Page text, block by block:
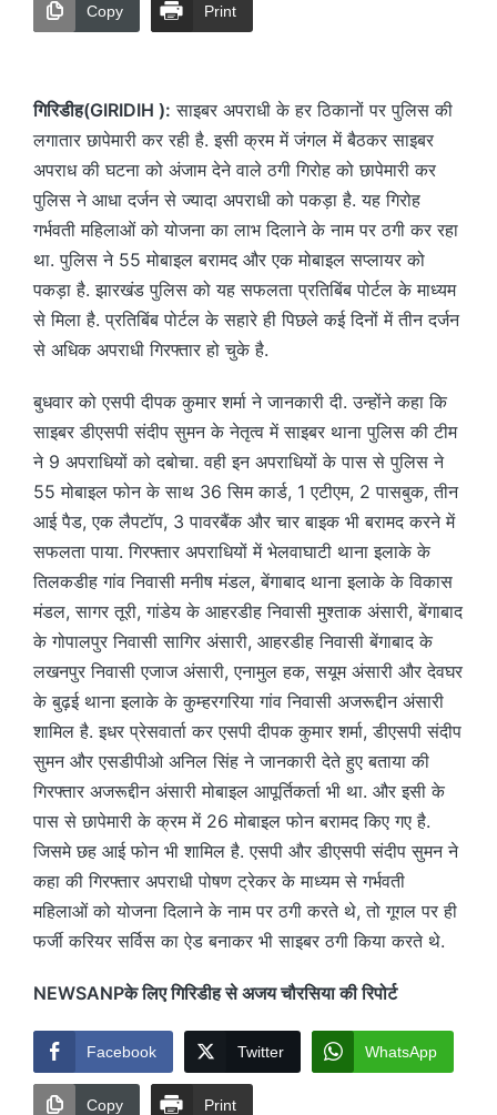
Copy Print
गिरिडीह(GIRIDIH ): साइबर अपराधी के हर ठिकानों पर पुलिस की
लगातार छापेमारी कर रही है. इसी क्रम में जंगल में बैठकर साइबर
अपराध की घटना को अंजाम देने वाले ठगी गिरोह को छापेमारी कर
पुलिस ने आधा दर्जन से ज्यादा अपराधी को पकड़ा है. यह गिरोह
गर्भवती महिलाओं को योजना का लाभ दिलाने के नाम पर ठगी कर रहा
था. पुलिस ने 55 मोबाइल बरामद और एक मोबाइल सप्लायर को
पकड़ा है. झारखंड पुलिस को यह सफलता प्रतिबिंब पोर्टल के माध्यम
से मिला है. प्रतिबिंब पोर्टल के सहारे ही पिछले कई दिनों में तीन दर्जन
से अधिक अपराधी गिरफ्तार हो चुके है.
बुधवार को एसपी दीपक कुमार शर्मा ने जानकारी दी. उन्होंने कहा कि
साइबर डीएसपी संदीप सुमन के नेतृत्व में साइबर थाना पुलिस की टीम
ने 9 अपराधियों को दबोचा. वही इन अपराधियों के पास से पुलिस ने
55 मोबाइल फोन के साथ 36 सिम कार्ड, 1 एटीएम, 2 पासबुक, तीन
आई पैड, एक लैपटॉप, 3 पावरबैंक और चार बाइक भी बरामद करने में
सफलता पाया. गिरफ्तार अपराधियों में भेलवाघाटी थाना इलाके के
तिलकडीह गांव निवासी मनीष मंडल, बेंगाबाद थाना इलाके के विकास
मंडल, सागर तूरी, गांडेय के आहरडीह निवासी मुश्ताक अंसारी, बेंगाबाद
के गोपालपुर निवासी सागिर अंसारी, आहरडीह निवासी बेंगाबाद के
लखनपुर निवासी एजाज अंसारी, एनामुल हक, सयूम अंसारी और देवघर
के बुढ़ई थाना इलाके के कुम्हरगरिया गांव निवासी अजरूद्दीन अंसारी
शामिल है. इधर प्रेसवार्ता कर एसपी दीपक कुमार शर्मा, डीएसपी संदीप
सुमन और एसडीपीओ अनिल सिंह ने जानकारी देते हुए बताया की
गिरफ्तार अजरूद्दीन अंसारी मोबाइल आपूर्तिकर्ता भी था. और इसी के
पास से छापेमारी के क्रम में 26 मोबाइल फोन बरामद किए गए है.
जिसमे छह आई फोन भी शामिल है. एसपी और डीएसपी संदीप सुमन ने
कहा की गिरफ्तार अपराधी पोषण ट्रेकर के माध्यम से गर्भवती
महिलाओं को योजना दिलाने के नाम पर ठगी करते थे, तो गूगल पर ही
फर्जी करियर सर्विस का ऐड बनाकर भी साइबर ठगी किया करते थे.
NEWSANPके लिए गिरिडीह से अजय चौरसिया की रिपोर्ट
Facebook Twitter WhatsApp
Copy Print